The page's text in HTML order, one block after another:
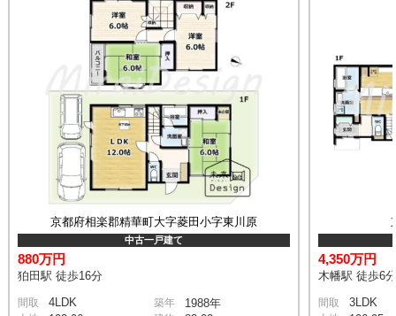
京都府相楽郡精華町大字菱田小字東川原
中古一戸建て
880万円
狛田駅 徒歩16分
間取 4LDK 築年 1988年
4,350万円
木幡駅 徒歩6分
間取 3LDK